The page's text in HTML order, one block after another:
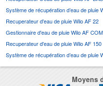
Système de récupération d’eau de pluie
Recuperateur d'eau de pluie Wilo AF 22
Gestionnaire d'eau de pluie Wilo AF
Recuperateur d'eau de pluie Wilo AF 150
Système de récupération d’eau de pluie
Moyens